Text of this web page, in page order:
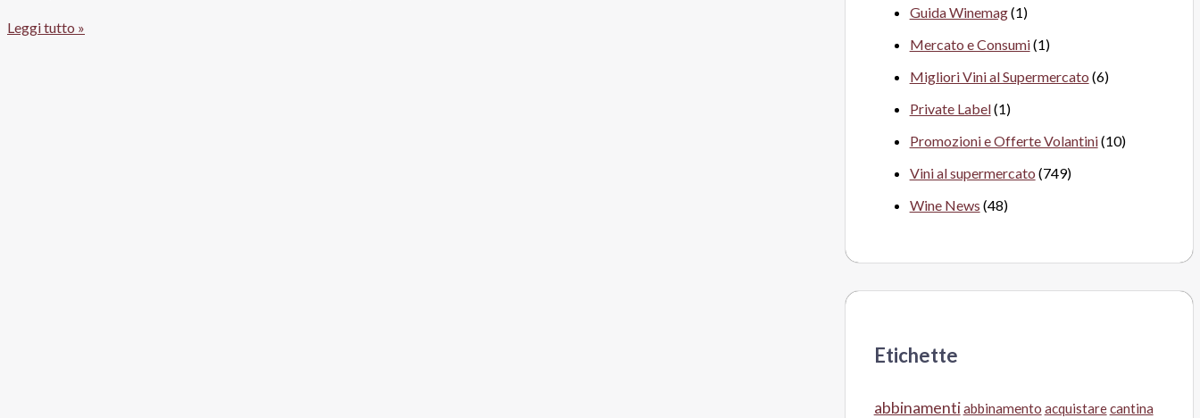
Trento
Leggi tutto »
Guida Winemag(1)
Mercato e Consumi(1)
Migliori Vini al Supermercato (6)
Private Label(1)
Promozioni e Offerte Volantini(10)
Vini al supermercato (749)
Wine News (48)
Etichette
abbinamentiabbinamento acquistarecantina